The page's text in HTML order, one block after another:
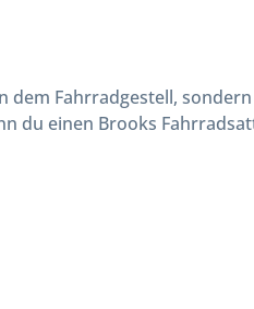
Fahrradgestell,
du einen Brooks